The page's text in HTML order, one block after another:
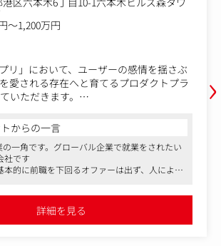
～1,200万円
プリ」において、ユーザーの感情を揺さぶ
愛される存在へと育てるプロダクトプラ
いただきます。
するグロース戦略
化：ユーザーインサイトを深く掘り下
「エモい」感覚を、DL数や継続率といっ
落とし込みます。
なる機能追加ではなく、アプリ内の「空
の再現性を高めます。
カルチャー醸成
からの一言
一角です。グローバル企業で就業をされたい
社です
的に前職を下回るオファーは出ず、人によっ
詳細を見る
›